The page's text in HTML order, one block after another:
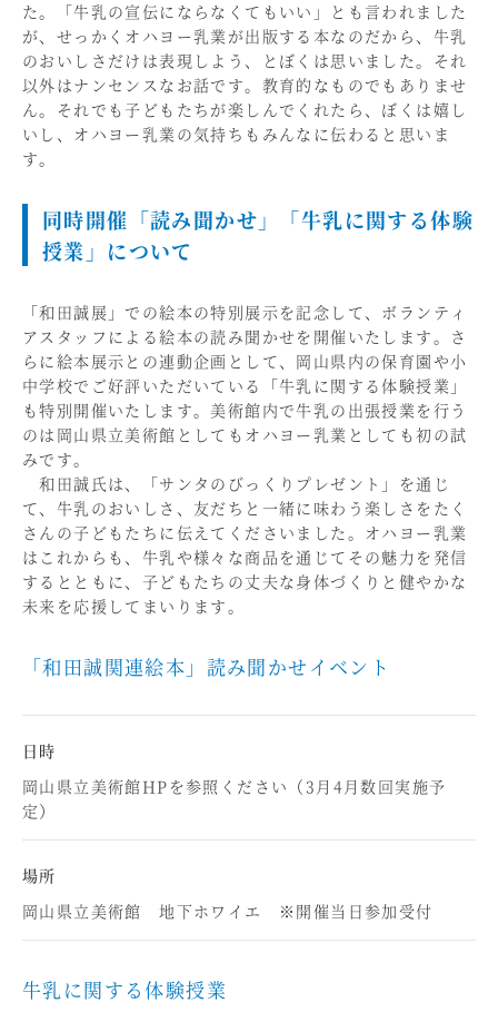
た。「牛乳の宣伝にならなくてもいい」とも言われました
が、せっかくオハヨー乳業が出版する本なのだから、牛乳
のおいしさだけは表現しよう、とぼくは思いました。それ
以外はナンセンスなお話です。教育的なものでもありませ
ん。それでも子どもたちが楽しんでくれたら、ぼくは嬉し
いし、オハヨー乳業の気持ちもみんなに伝わると思いま
す。
同時開催「読み聞かせ」「牛乳に関する体験
授業」について
「和田誠展」での絵本の特別展示を記念して、ボランティ
アスタッフによる絵本の読み聞かせを開催いたします。さ
らに絵本展示との連動企画として、岡山県内の保育園や小
中学校でご好評いただいている「牛乳に関する体験授業」
も特別開催いたします。美術館内で牛乳の出張授業を行う
のは岡山県立美術館としてもオハヨー乳業としても初の試
みです。
和田誠氏は、「サンタのびっくりプレゼント」を通じ
て、牛乳のおいしさ、友だちと一緒に味わう楽しさをたく
さんの子どもたちに伝えてくださいました。オハヨー乳業
はこれからも、牛乳や様々な商品を通じてその魅力を発信
するとともに、子どもたちの丈夫な身体づくりと健やかな
未来を応援してまいります。
「和田誠関連絵本」読み聞かせイベント
日時
岡山県立美術館HPを参照ください（3月4月数回実施予
定）
場所
岡山県立美術館 地下ホワイエ ※開催当日参加受付
牛乳に関する体験授業